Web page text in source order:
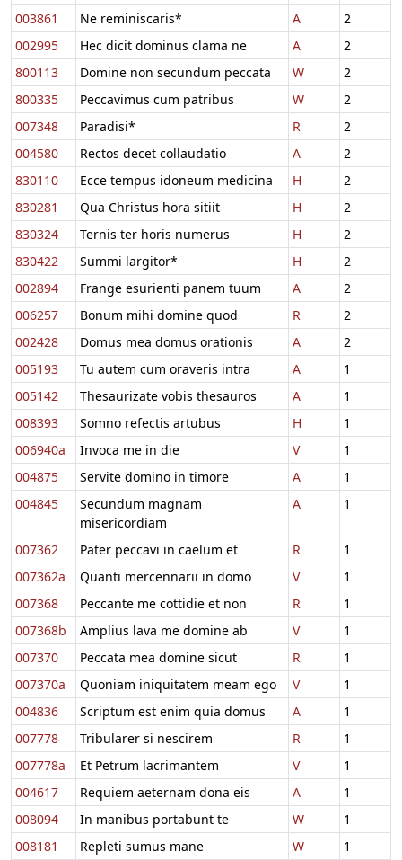
003861 Ne reminiscaris* A
2
002995
Hec dicit dominus clama ne A
2
800113
Domine non secundum peccata W
2
800335
Peccavimus cum patribus W
2
007348
Paradisi* R
2
004580
Rectos decet collaudatio A
2
830110
Ecce tempus idoneum medicina H
2
830281
Qua Christus hora sitiit H
2
830324
Ternis ter horis numerus H
2
830422
Summi largitor* H
2
002894
Frange esurienti panem tuum A
2
006257
Bonum mihi domine quod R
2
002428
Domus mea domus orationis A
2
005193
Tu autem cum oraveris intra A
1
005142
Thesaurizate vobis thesauros A
1
008393
Somno refectis artubus H
1
006940a
Invoca me in die V
1
004875
Servite domino in timore A
1
004845
Secundum magnam
misericordiam
A 1
007362 Pater peccavi in caelum et R
1
007362a
Quanti mercennarii in domo V
1
007368
Peccante me cottidie et non R
1
007368b
Amplius lava me domine ab V
1
007370
Peccata mea domine sicut R
1
007370a
Quoniam iniquitatem meam ego V
1
004836
Scriptum est enim quia domus A
1
007778
Tribularer si nescirem R
1
007778a
Et Petrum lacrimantem V
1
004617
Requiem aeternam dona eis A
1
008094
In manibus portabunt te W
1
008181
Repleti sumus mane W
1